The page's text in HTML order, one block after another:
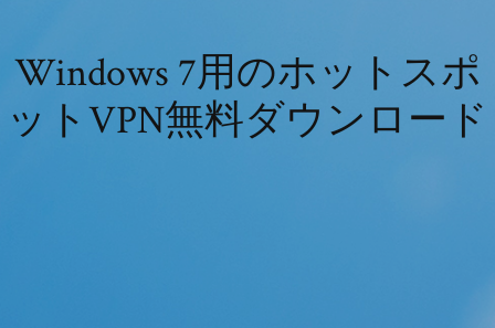
Windows 7用のホットスポ
ットVPN無料ダウンロード